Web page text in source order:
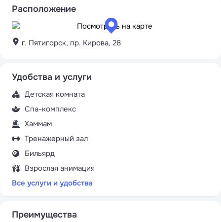
Расположение
г. Пятигорск, пр. Кирова, 28
Удобства и услуги
Детская комната
Спа-комплекс
Хаммам
Тренажерный зал
Бильярд
Взрослая анимация
Все услуги и удобства
Преимущества